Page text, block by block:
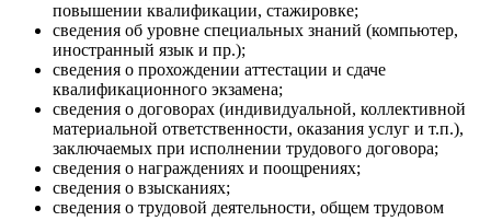
повышении квалификации, стажировке;
сведения об уровне специальных знаний (компьютер,
иностранный язык и пр.);
сведения о прохождении аттестации и сдаче
квалификационного экзамена;
сведения о договорах (индивидуальной, коллективной
материальной ответственности, оказания услуг и т.п.),
заключаемых при исполнении трудового договора;
сведения о награждениях и поощрениях;
сведения о взысканиях;
сведения о трудовой деятельности, общем трудовом